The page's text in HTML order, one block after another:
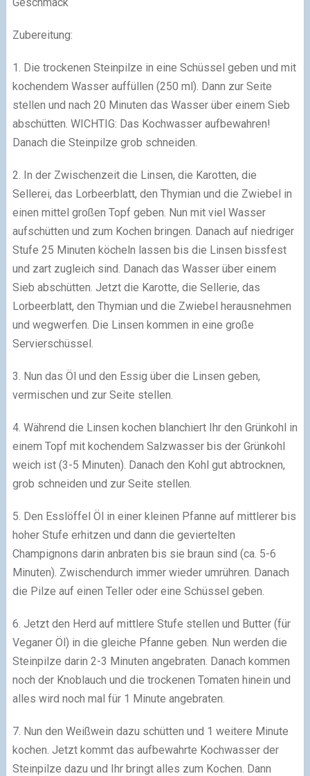
Zubereitung:
1. Die trockenen Steinpilze in eine Schüssel geben und mit
kochendem Wasser auffüllen (250 ml). Dann zur Seite
stellen und nach 20 Minuten das Wasser über einem Sieb
abschütten. WICHTIG: Das Kochwasser aufbewahren!
Danach die Steinpilze grob schneiden.
2. In der Zwischenzeit die Linsen, die Karotten, die
Sellerei, das Lorbeerblatt, den Thymian und die Zwiebel in
einen mittel großen Topf geben. Nun mit viel Wasser
aufschütten und zum Kochen bringen. Danach auf niedriger
Stufe 25 Minuten köcheln lassen bis die Linsen bissfest
und zart zugleich sind. Danach das Wasser über einem
Sieb abschütten. Jetzt die Karotte, die Sellerie, das
Lorbeerblatt, den Thymian und die Zwiebel herausnehmen
und wegwerfen. Die Linsen kommen in eine große
Servierschüssel.
3. Nun das Öl und den Essig über die Linsen geben,
vermischen und zur Seite stellen.
4. Während die Linsen kochen blanchiert Ihr den Grünkohl in
einem Topf mit kochendem Salzwasser bis der Grünkohl
weich ist (3-5 Minuten). Danach den Kohl gut abtrocknen,
grob schneiden und zur Seite stellen.
5. Den Esslöffel Öl in einer kleinen Pfanne auf mittlerer bis
hoher Stufe erhitzen und dann die geviertelten
Champignons darin anbraten bis sie braun sind (ca. 5-6
Minuten). Zwischendurch immer wieder umrühren. Danach
die Pilze auf einen Teller oder eine Schüssel geben.
6. Jetzt den Herd auf mittlere Stufe stellen und Butter (für
Veganer Öl) in die gleiche Pfanne geben. Nun werden die
Steinpilze darin 2-3 Minuten angebraten. Danach kommen
noch der Knoblauch und die trockenen Tomaten hinein und
alles wird noch mal für 1 Minute angebraten.
7. Nun den Weißwein dazu schütten und 1 weitere Minute
kochen. Jetzt kommt das aufbewahrte Kochwasser der
Steinpilze dazu und Ihr bringt alles zum Kochen. Dann